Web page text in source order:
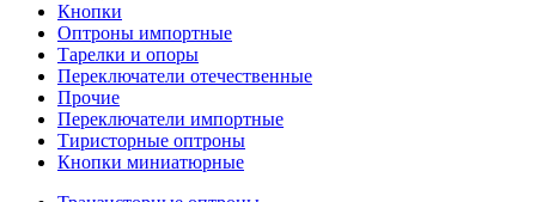
Кнопки
Оптроны импортные
Тарелки и опоры
Переключатели отечественные
Прочие
Переключатели импортные
Тиристорные оптроны
Кнопки миниатюрные